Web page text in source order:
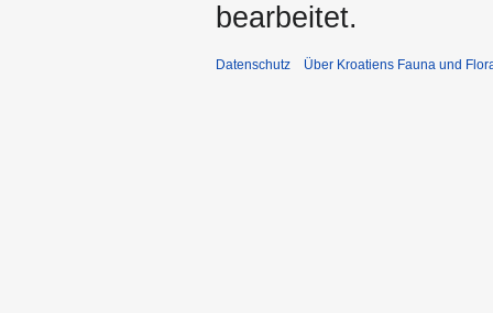
bearbeitet.
Datenschutz Über Kroatiens Fauna und